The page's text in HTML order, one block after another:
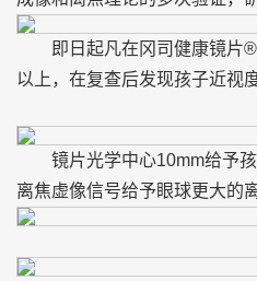
即日起凡在冈司健康镜片
以上，在复查后发现孩子近视
镜片光学中心10mm给予
离焦虚像信号给予眼球更大的